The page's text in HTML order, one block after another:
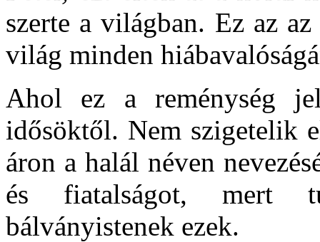
szerte a világban. Ez az
világ minden
Ahol ez a reménység
idősöktől. Nem szigetelik
áron a halál néven
és fiatalságot, mert
bálványistenek ezek.